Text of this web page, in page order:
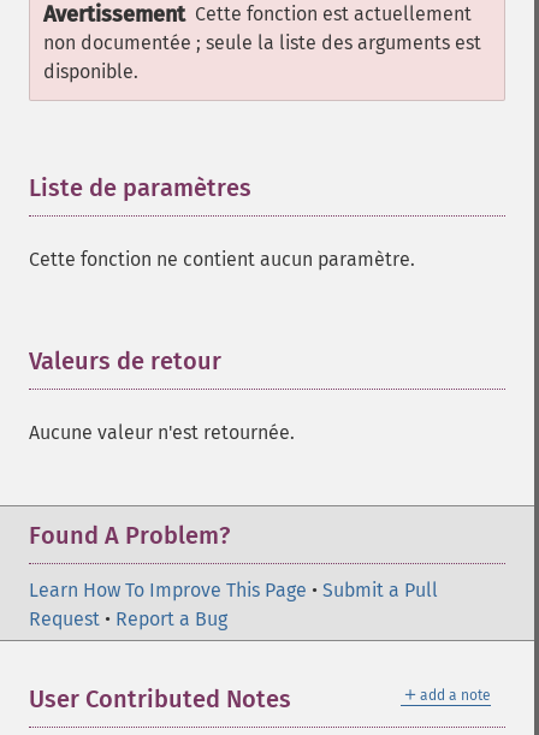
Avertissement Cette fonction est actuellement
non documentée ; seule la liste des arguments est
disponible.
Liste de paramètres
Cette fonction ne contient aucun paramètre.
Valeurs de retour
Aucune valeur n'est retournée.
Found A Problem?
Learn How To Improve This Page • Submit a Pull
Request • Report a Bug
＋ add a note
User Contributed Notes